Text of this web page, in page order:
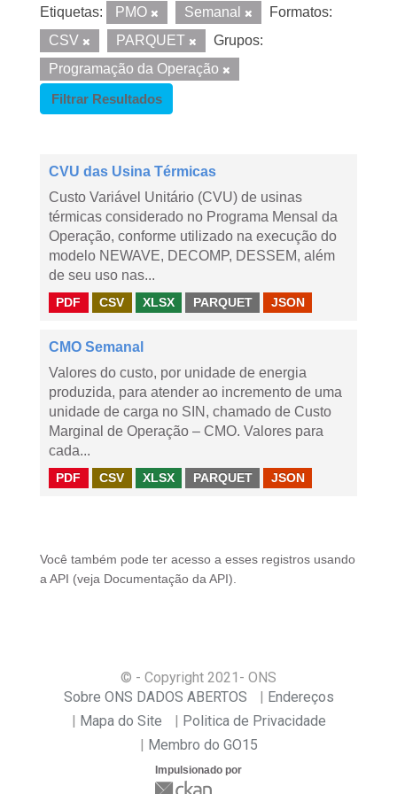
Etiquetas: PMO Semanal
Formatos:
CSV
PARQUET
Grupos:
Programação da Operação
Filtrar Resultados
CVU das Usina Térmicas
Custo Variável Unitário (CVU) de usinas
térmicas considerado no Programa Mensal da
Operação, conforme utilizado na execução do
modelo NEWAVE, DECOMP, DESSEM, além
de seu uso nas...
PDF CSV XLSX PARQUET JSON
CMO Semanal
Valores do custo, por unidade de energia
produzida, para atender ao incremento de uma
unidade de carga no SIN, chamado de Custo
Marginal de Operação – CMO. Valores para
cada...
PDF CSV XLSX PARQUET JSON
Você também pode ter acesso a esses registros usando
a API (veja Documentação da API ).
© - Copyright 2021 - ONS
Sobre ONS DADOS ABERTOS
Endereços
Mapa do Site
Politica de Privacidade
Membro do GO15
Impulsionado por